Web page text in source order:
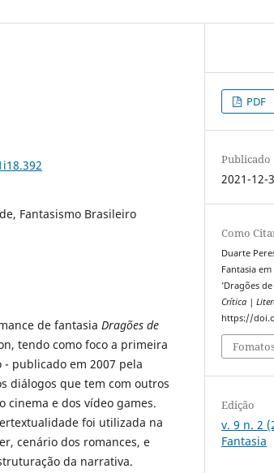
Fantasismo Brasileiro
de fantasia Dragões de
tendo como foco a primeira
- publicado em 2007 pela
diálogos que tem com outros
cinema e dos vídeo games.
foi utilizada na
cenário dos romances, e
da narrativa.
PDF
Publicado
2021-12-
Como
Duarte
Fantasia
’Dragões
Crítica |
https://
Edição
v. 9 n. 2
Fantasia